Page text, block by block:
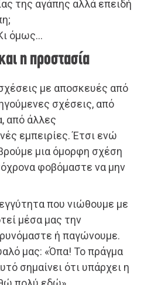
της αγάπης αλλά επειδή
όμως…
η προστασία
με αποσκευές από
σχέσεις, από
από άλλες
εμπειρίες. Έτσι ενώ
μια όμορφη σχέση
φοβόμαστε να μην
που νιώθουμε με
μέσα μας την
ή παγώνουμε.
μας: «Όπα! Το πράγμα
σημαίνει ότι υπάρχει η